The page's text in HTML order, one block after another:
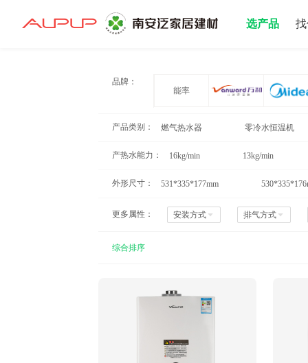
选产品
品牌：
能率
产品类别： 燃气热水器
零冷水恒温机
产热水能力：
16kg/min 13kg/min
外形尺寸： 531*335*177mm
更多属性： 安装方式 排气方式
综合排序